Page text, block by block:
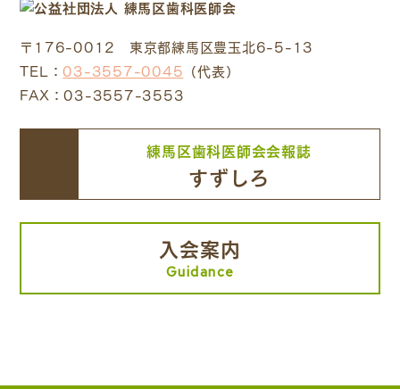
〒176-0012 東京都練馬区豊玉北6-5-13
TEL：03-3557-0045 （代表）
FAX：03-3557-3553
練馬区歯科医師会会報誌
すずしろ
入会案内
Guidance